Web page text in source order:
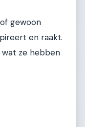
gewoon
en raakt.
ze hebben